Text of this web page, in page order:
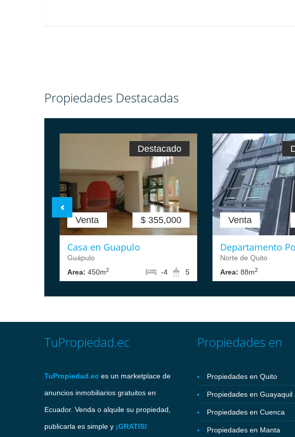
Propiedades Destacadas
Venta $ 355,000
Destacado
Casa en Guapulo
Guápulo
Area: 450m2 5
-4
Venta
Departamento
Norte de Quito
Area: 88m2
TuPropiedad.ec
TuPropiedad.ec es un marketplace de
anuncios inmobiliarios gratuitos en
Ecuador. Venda o alquile su propiedad,
publicarla es simple y ¡GRATIS!
Propiedades en
Propiedades en Quito
Propiedades en Guayaquil
Propiedades en Cuenca
Propiedades en Manta